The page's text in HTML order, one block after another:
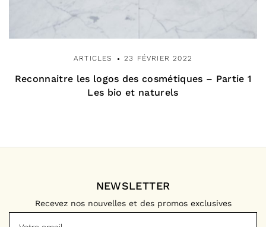
ARTICLES 23 FÉVRIER 2022
Reconnaitre les logos des cosmétiques – Partie 1
Les bio et naturels
NEWSLETTER
Recevez nos nouvelles et des promos exclusives